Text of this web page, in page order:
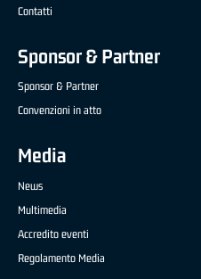
Contatti
Sponsor & Partner
Sponsor & Partner
Convenzioni in atto
Media
News
Multimedia
Accredito eventi
Regolamento Media